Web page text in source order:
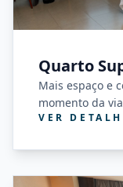
Quarto
Mais espaço e
momento da
VER